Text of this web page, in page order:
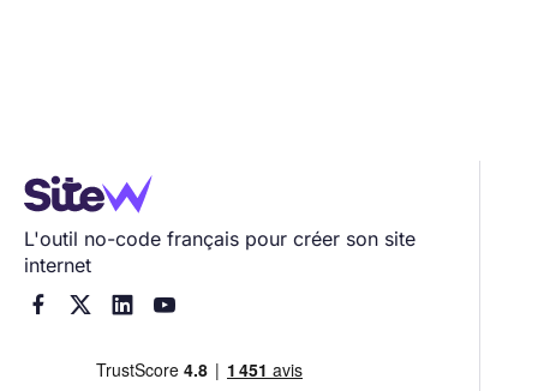
L'outil no-code français pour créer son site
internet
   